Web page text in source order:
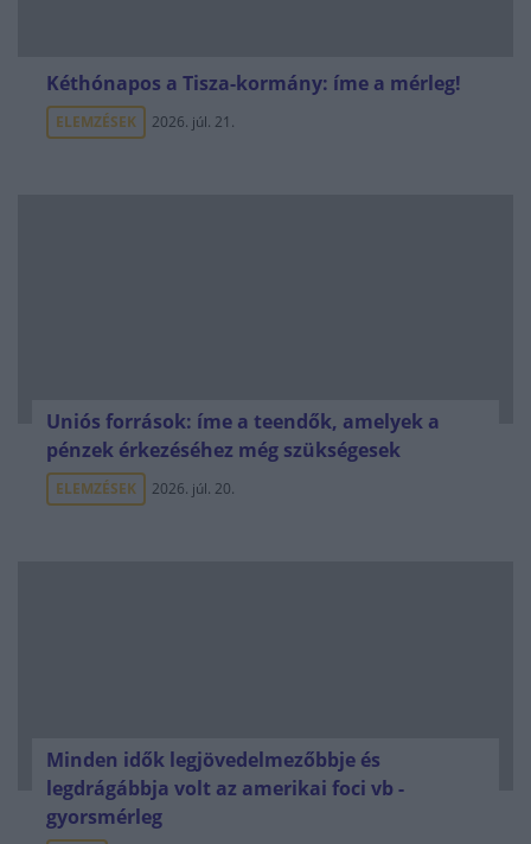
Kéthónapos a Tisza-kormány: íme a mérleg!
ELEMZÉSEK 2026. júl. 21.
Uniós források: íme a teendők, amelyek a
pénzek érkezéséhez még szükségesek
ELEMZÉSEK 2026. júl. 20.
Minden idők legjövedelmezőbbje és
legdrágábbja volt az amerikai foci vb -
gyorsmérleg